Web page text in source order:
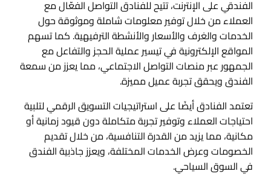
الفندقي على الإنترنت، تتيح للفنادق التواصل الفعّال مع
العملاء من خلال توفير معلومات شاملة وموثوقة حول
الخدمات والغرف والأسعار والأنشطة الترفيهية. كما تسهم
المواقع الإلكترونية في تيسير عملية الحجز والتفاعل مع
الجمهور عبر منصات التواصل الاجتماعي، مما يعزز من سمعة
الفندق ويحقق تجربة عميل مميزة.
تعتمد الفنادق أيضًا على استراتيجيات التسويق الرقمي لتلبية
احتياجات العملاء وتوفير تجربة متكاملة دون قيود زمانية أو
مكانية، مما يزيد من القدرة التنافسية، من خلال تقديم
الخصومات وعرض الخدمات المختلفة، ويعزز جاذبية الفندق
في السوق السياحي.